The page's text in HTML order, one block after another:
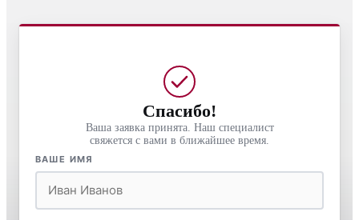
Спасибо!
Ваша заявка принята. Наш специалист
свяжется с вами в ближайшее время.
ВАШЕ ИМЯ